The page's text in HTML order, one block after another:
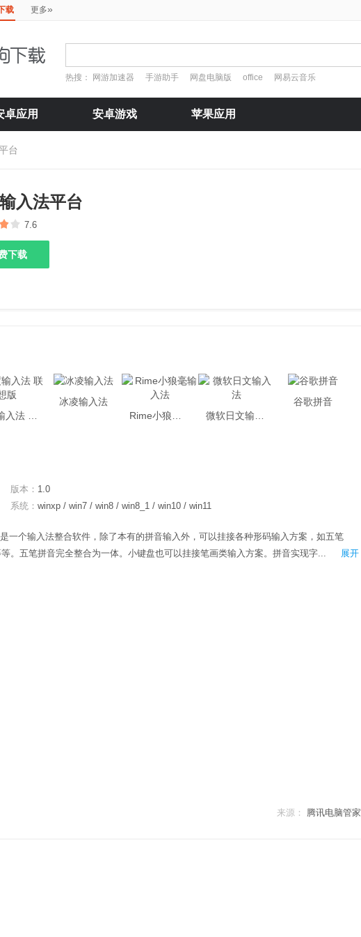
载 更多»
热搜： 网游加速器 手游助手 网盘电脑版 office 网易云音乐
卓应用 安卓游戏 苹果应用
台
入法平台
7.6
下载
冰凌输入法
谷歌拼音
版本： 1.0
系统： winxp / win7 / win8 / win8_1 / win10 / win11
一个输入法整合软件，除了本有的拼音输入外，可以挂接各种形码输入方案，如五笔
。五笔拼音完全整合为一体。小键盘也可以挂接笔画类输入方案。拼音实现字...
展开
来源： 腾讯电脑管家